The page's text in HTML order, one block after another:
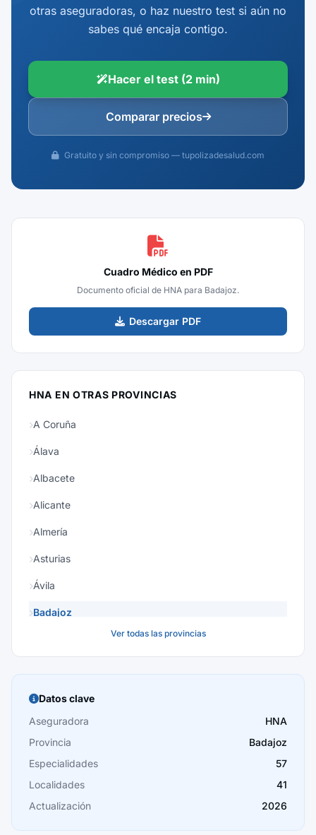
otras aseguradoras, o haz nuestro test si aún no
sabes qué encaja contigo.
Hacer el test (2 min)
Comparar precios
Gratuito y sin compromiso — tupolizadesalud.com
Cuadro Médico en PDF
Documento oficial de HNA para Badajoz.
Descargar PDF
HNA EN OTRAS PROVINCIAS
A Coruña
Álava
Albacete
Alicante
Almería
Asturias
Ávila
Badajoz
Burgos
Cáceres
Cádiz
Cantabria
Castellón
Ver todas las provincias
Datos clave
Aseguradora
HNA
Provincia
Badajoz
Especialidades
57
Localidades
41
Actualización
2026